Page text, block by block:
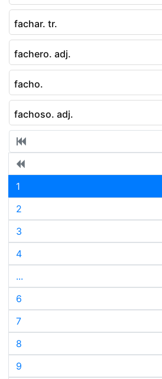
fachar. tr.
fachero. adj.
facho.
fachoso. adj.
1
2
3
4
...
6
7
8
9